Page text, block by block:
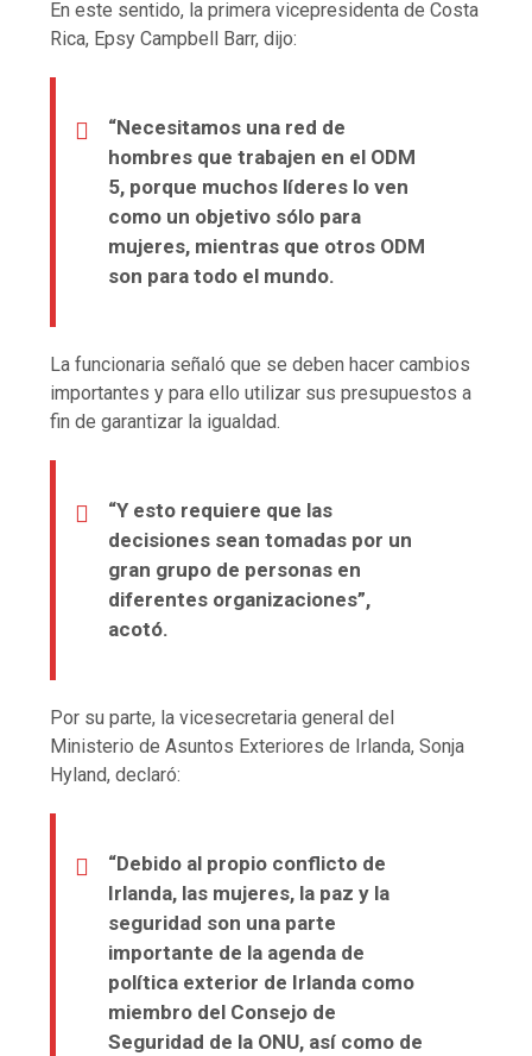
En este sentido, la primera vicepresidenta de Costa
Rica, Epsy Campbell Barr, dijo:
“Necesitamos una red de
hombres que trabajen en el ODM
5, porque muchos líderes lo ven
como un objetivo sólo para
mujeres, mientras que otros ODM
son para todo el mundo.
La funcionaria señaló que se deben hacer cambios
importantes y para ello utilizar sus presupuestos a
fin de garantizar la igualdad.
“Y esto requiere que las
decisiones sean tomadas por un
gran grupo de personas en
diferentes organizaciones”,
acotó.
Por su parte, la vicesecretaria general del
Ministerio de Asuntos Exteriores de Irlanda, Sonja
Hyland, declaró:
“Debido al propio conflicto de
Irlanda, las mujeres, la paz y la
seguridad son una parte
importante de la agenda de
política exterior de Irlanda como
miembro del Consejo de
Seguridad de la ONU, así como de